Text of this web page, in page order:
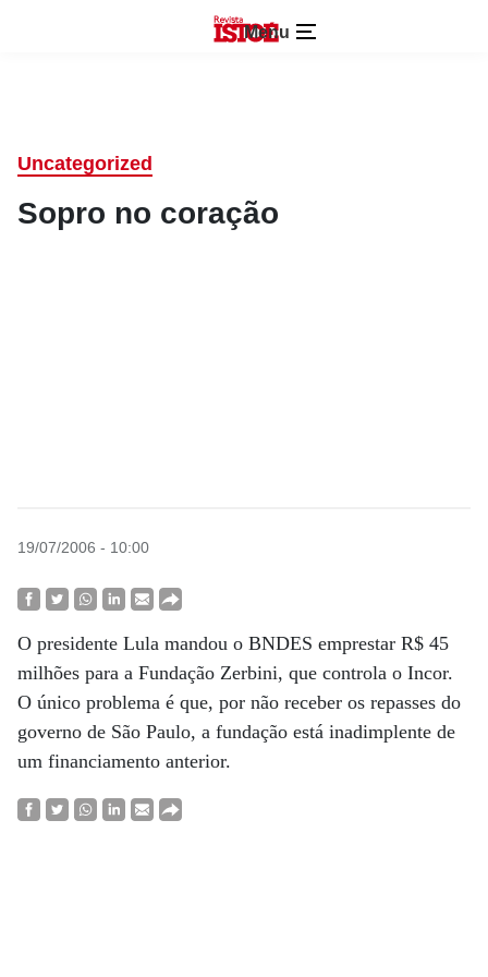
Menu
Uncategorized
Sopro no coração
19/07/2006 - 10:00
O presidente Lula mandou o BNDES emprestar R$ 45
milhões para a Fundação Zerbini, que controla o Incor.
O único problema é que, por não receber os repasses do
governo de São Paulo, a fundação está inadimplente de
um financiamento anterior.